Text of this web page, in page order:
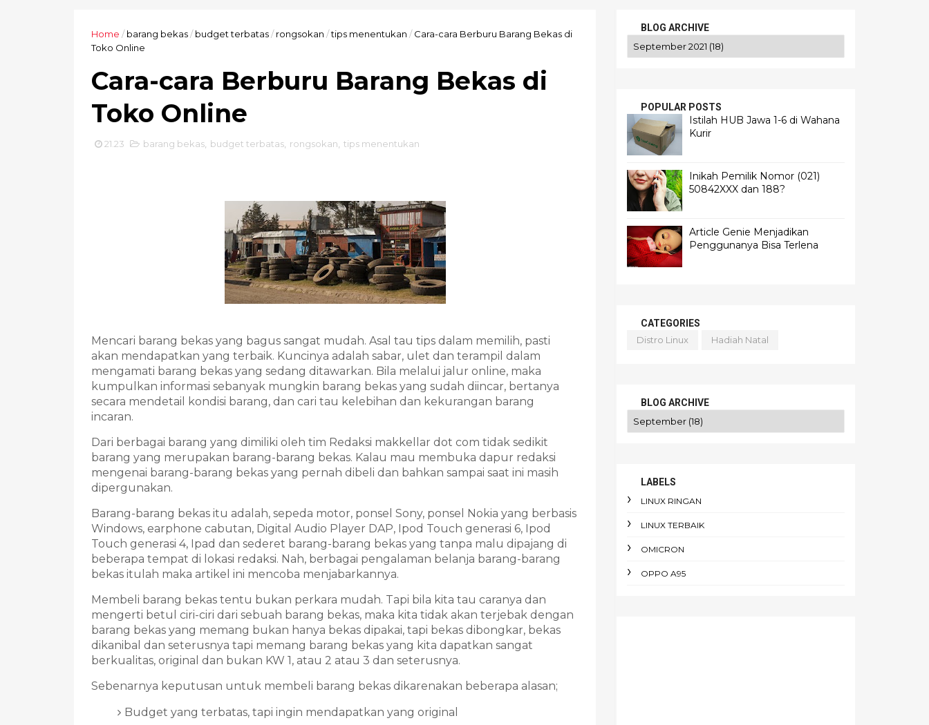
Home / barang bekas/ budget terbatas/ rongsokan /tips menentukan / Cara-cara Berburu Barang Bekas di
Toko Online
Cara-cara Berburu Barang Bekas di
Toko Online
21.23 barang bekas budget terbatas rongsokan tips menentukan
Mencari barang bekas yang bagus sangat mudah. Asal tau tips dalam memilih, pasti
akan mendapatkan yang terbaik. Kuncinya adalah sabar, ulet dan terampil dalam
mengamati barang bekas yang sedang ditawarkan. Bila melalui jalur online, maka
kumpulkan informasi sebanyak mungkin barang bekas yang sudah diincar, bertanya
secara mendetail kondisi barang, dan cari tau kelebihan dan kekurangan barang
incaran.
Dari berbagai barang yang dimiliki oleh tim Redaksi makkellar dot com tidak sedikit
barang yang merupakan barang-barang bekas. Kalau mau membuka dapur redaksi
mengenai barang-barang bekas yang pernah dibeli dan bahkan sampai saat ini masih
dipergunakan.
Barang-barang bekas itu adalah, sepeda motor, ponsel Sony, ponsel Nokia yang berbasis
Windows, earphone cabutan, Digital Audio Player DAP, Ipod Touch generasi 6, Ipod
Touch generasi 4, Ipad dan sederet barang-barang bekas yang tanpa malu dipajang di
beberapa tempat di lokasi redaksi. Nah, berbagai pengalaman belanja barang-barang
bekas itulah maka artikel ini mencoba menjabarkannya.
Membeli barang bekas tentu bukan perkara mudah. Tapi bila kita tau caranya dan
mengerti betul ciri-ciri dari sebuah barang bekas, maka kita tidak akan terjebak dengan
barang bekas yang memang bukan hanya bekas dipakai, tapi bekas dibongkar, bekas
dikanibal dan seterusnya tapi memang barang bekas yang kita dapatkan sangat
berkualitas, original dan bukan KW 1, atau 2 atau 3 dan seterusnya.
Sebenarnya keputusan untuk membeli barang bekas dikarenakan beberapa alasan;
Budget yang terbatas, tapi ingin mendapatkan yang original
BLOG ARCHIVE
POPULAR POSTS
Istilah HUB Jawa 1-6 di Wahana
Kurir
Inikah Pemilik Nomor (021)
50842XXX dan 188?
Article Genie Menjadikan
Penggunanya Bisa Terlena
CATEGORIES
Distro Linux
Hadiah Natal
BLOG ARCHIVE
LABELS
LINUX RINGAN
LINUX TERBAIK
OMICRON
OPPO A95